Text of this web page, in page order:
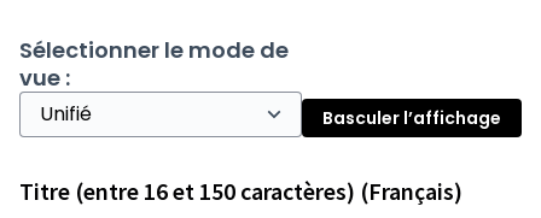
Sélectionner le mode de
vue :
Basculer l’affichage
Titre (entre 16 et 150 caractères) (Français)